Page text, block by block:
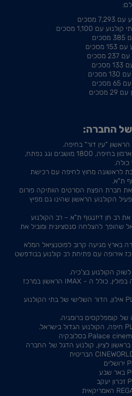
של החברה:
1935: פתיחת קולנוע ארמון בחיפה, 1800 מושבים וגג נפתח,
לראשונה מחוץ לחיפה עם רכישת
ת"א.
את חברת הפצת הסרטים הוותיקה פורום
הקולנוע הראשון שהינו גם מפיץ
את רב חן דיזנגוף ת"א – רב הקולנוע
שהופך להצלחה סנסציונית ומוביל את
בארץ מגיעה קרוב לפוטנציאל המלא
אירופה עם פתיחת רב קולנוע בבודפשט
2000: פתיחה ראשונה בפולין, כולל ה - IMAX הראשון במרכז
2006: פתיחת PLANET אילון, הדור השלישי של בתי הקולנוע